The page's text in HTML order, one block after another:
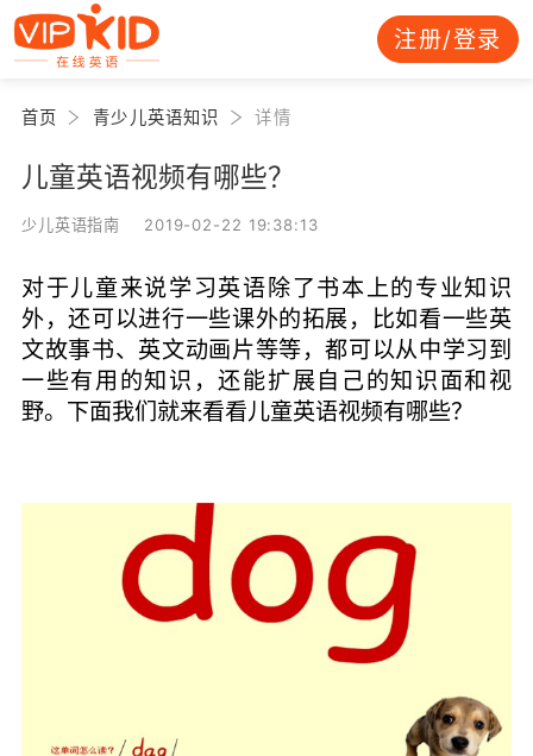
注册/登录
首页 青少儿英语知识 详情
儿童英语视频有哪些？
少儿英语指南 2019-02-22 19:38:13
对于儿童来说学习英语除了书本上的专业知识
外，还可以进行一些课外的拓展，比如看一些英
文故事书、英文动画片等等，都可以从中学习到
一些有用的知识，还能扩展自己的知识面和视
野。下面我们就来看看儿童英语视频有哪些？